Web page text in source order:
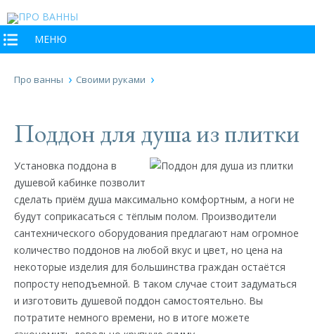
МЕНЮ
Про ванны Своими руками
Поддон для душа из плитки
Установка поддона в
душевой кабинке позволит
сделать приём душа максимально комфортным, а ноги не
будут соприкасаться с тёплым полом. Производители
сантехнического оборудования предлагают нам огромное
количество поддонов на любой вкус и цвет, но цена на
некоторые изделия для большинства граждан остаётся
попросту неподъемной. В таком случае стоит задуматься
и изготовить душевой поддон самостоятельно. Вы
потратите немного времени, но в итоге можете